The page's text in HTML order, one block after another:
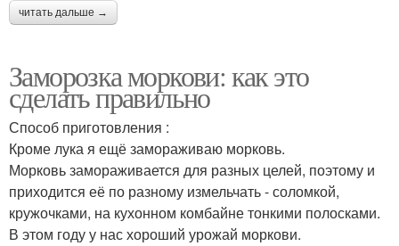
читать дальше →
Заморозка моркови: как это
сделать правильно
Способ приготовления :
Кроме лука я ещё замораживаю морковь.
Морковь замораживается для разных целей, поэтому и
приходится её по разному измельчать - соломкой,
кружочками, на кухонном комбайне тонкими полосками.
В этом году у нас хороший урожай моркови.